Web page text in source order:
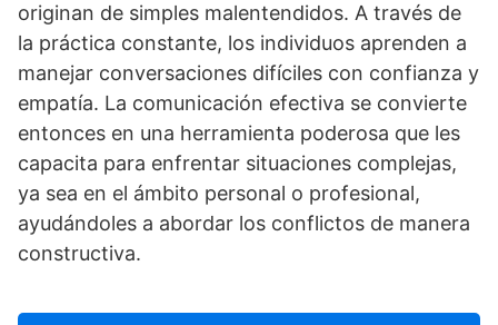
originan de simples malentendidos. A través de
la práctica constante, los individuos aprenden a
manejar conversaciones difí­ciles con confianza y
empatí­a. La comunicación efectiva se convierte
entonces en una herramienta poderosa que les
capacita para enfrentar situaciones complejas,
ya sea en el ámbito personal o profesional,
ayudándoles a abordar los conflictos de manera
constructiva.